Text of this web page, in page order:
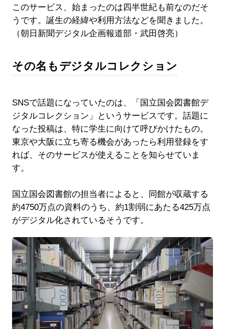
このサービス、始まったのは四半世紀も前なのだそ
うです。誕生の経緯や利用方法などを聞きました。
（朝日新聞デジタル企画報道部・武田啓亮）
その名もデジタルコレクション
SNSで話題になっていたのは、「国立国会図書館デ
ジタルコレクション」というサービスです。話題に
なった投稿は、特に学生に向けて呼びかけたもの。
東京や大阪に立ち寄る機会があったら利用登録をす
れば、そのサービスが使えることを知らせていま
す。
国立国会図書館の担当者によると、同館が収蔵する
約4750万点の資料のうち、約1割弱にあたる425万点
がデジタル化されているそうです。